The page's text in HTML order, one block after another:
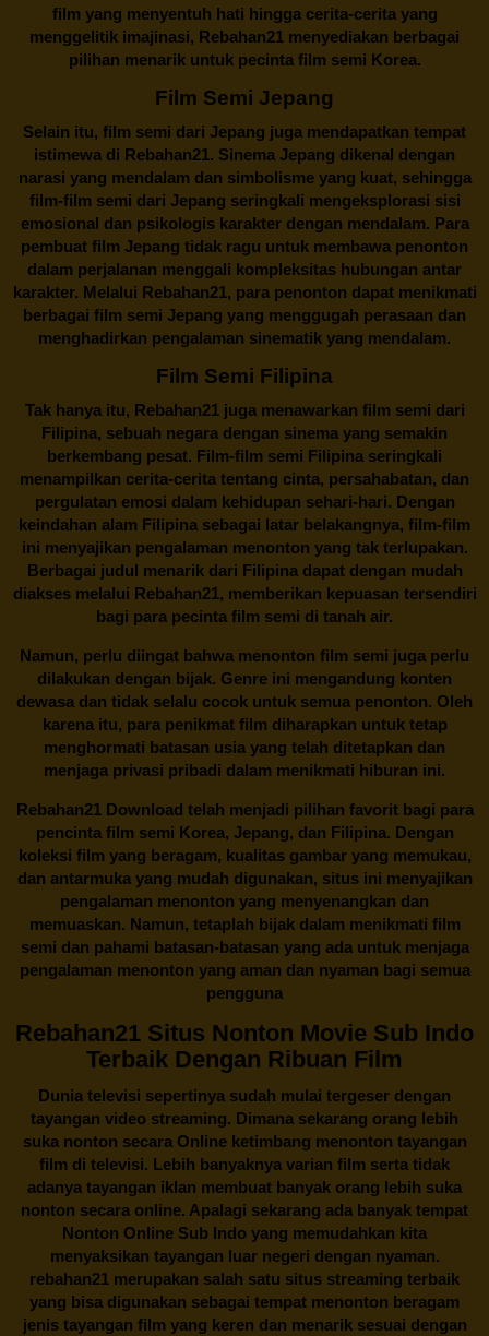
film yang menyentuh hati hingga cerita-cerita yang
menggelitik imajinasi, Rebahan21 menyediakan berbagai
pilihan menarik untuk pecinta film semi Korea.
Film Semi Jepang
Selain itu, film semi dari Jepang juga mendapatkan tempat
istimewa di Rebahan21. Sinema Jepang dikenal dengan
narasi yang mendalam dan simbolisme yang kuat, sehingga
film-film semi dari Jepang seringkali mengeksplorasi sisi
emosional dan psikologis karakter dengan mendalam. Para
pembuat film Jepang tidak ragu untuk membawa penonton
dalam perjalanan menggali kompleksitas hubungan antar
karakter. Melalui Rebahan21, para penonton dapat menikmati
berbagai film semi Jepang yang menggugah perasaan dan
menghadirkan pengalaman sinematik yang mendalam.
Film Semi Filipina
Tak hanya itu, Rebahan21juga menawarkan film semi dari
Filipina, sebuah negara dengan sinema yang semakin
berkembang pesat. Film-film semi Filipina seringkali
menampilkan cerita-cerita tentang cinta, persahabatan, dan
pergulatan emosi dalam kehidupan sehari-hari. Dengan
keindahan alam Filipina sebagai latar belakangnya, film-film
ini menyajikan pengalaman menonton yang tak terlupakan.
Berbagai judul menarik dari Filipina dapat dengan mudah
diakses melalui Rebahan21, memberikan kepuasan tersendiri
bagi para pecinta film semi di tanah air.
Namun, perlu diingat bahwa menonton film semi juga perlu
dilakukan dengan bijak. Genre ini mengandung konten
dewasa dan tidak selalu cocok untuk semua penonton. Oleh
karena itu, para penikmat film diharapkan untuk tetap
menghormati batasan usia yang telah ditetapkan dan
menjaga privasi pribadi dalam menikmati hiburan ini.
Rebahan21Download telah menjadi pilihan favorit bagi para
pencinta film semi Korea, Jepang, dan Filipina. Dengan
koleksi film yang beragam, kualitas gambar yang memukau,
dan antarmuka yang mudah digunakan, situs ini menyajikan
pengalaman menonton yang menyenangkan dan
memuaskan. Namun, tetaplah bijak dalam menikmati film
semi dan pahami batasan-batasan yang ada untuk menjaga
pengalaman menonton yang aman dan nyaman bagi semua
pengguna
Rebahan21 Situs Nonton Movie Sub Indo
Terbaik Dengan Ribuan Film
Dunia televisi sepertinya sudah mulai tergeser dengan
tayangan video streaming. Dimana sekarang orang lebih
suka nonton secara Online ketimbang menonton tayangan
film di televisi. Lebih banyaknya varian film serta tidak
adanya tayangan iklan membuat banyak orang lebih suka
nonton secara online. Apalagi sekarang ada banyak tempat
Nonton Online Sub Indo yang memudahkan kita
menyaksikan tayangan luar negeri dengan nyaman.
rebahan21 merupakan salah satu situs streaming terbaik
yang bisa digunakan sebagai tempat menonton beragam
jenis tayangan film yang keren dan menarik sesuai dengan